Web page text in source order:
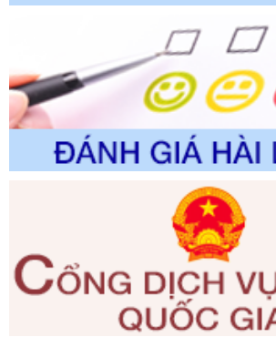
Tên: V/v công bố danh mục thủ tục hành
đổi, bổ sung và phê duyệt quy trình nội
giải quyết thủ tục hành chính trong lĩnh
phạm vi chức năng quản lý của Sở Tư
Ngày ban hành: 01/06/2026
Số kí hiệu:351/2025/NĐ-CP
Tên: Nghị định số 351/2025/NĐ-CP của
định chuẩn nghèo đa chiều quốc gia giai
3014/QĐ-UBND
Tên: Quyết định về việc công bố danh
chính ban hành mới, sửa đổi bổ sung
đầu tư, lĩnh vực đấu thầu lựa chọn nhà
quyền giải quyết của Sở Tài chính và
tế Đông Nam Nghệ An
Ngày ban hành: 23/09/2026